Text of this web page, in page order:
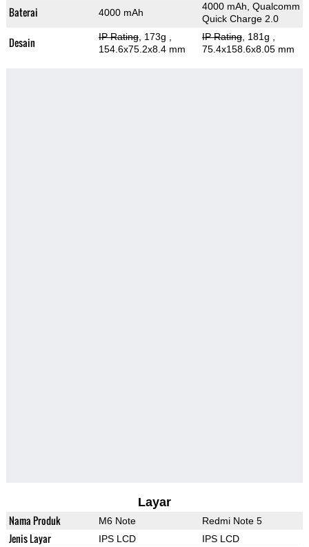
Baterai 4000 mAh
4000 mAh, Qualcomm
Quick Charge 2.0
Desain IP Rating, 173g
154.6x75.2x8.4 mm
IP Rating, 181g
75.4x158.6x8.05 mm
Layar
Nama Produk M6 Note Redmi Note 5
Jenis Layar IPS LCD IPS LCD